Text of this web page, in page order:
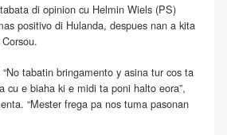
di opinion cu Helmin Wiels (PS)
positivo di Hulanda, despues nan a kita
tabatin bringamento y asina tur cos ta
cu e biaha ki e midi ta poni halto eora”,
“Mester frega pa nos tuma pasonan